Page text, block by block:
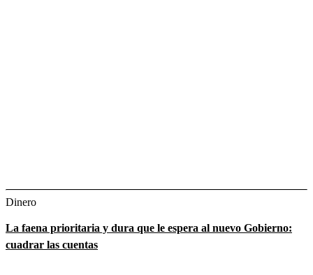
Dinero
La faena prioritaria y dura que le espera al nuevo Gobierno:
cuadrar las cuentas